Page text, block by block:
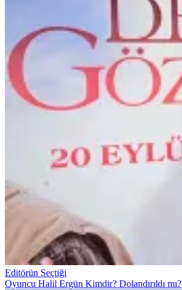
Editörün Seçtiği
Oyuncu Halil Ergün Kimdir? Dolandırıldı mı?